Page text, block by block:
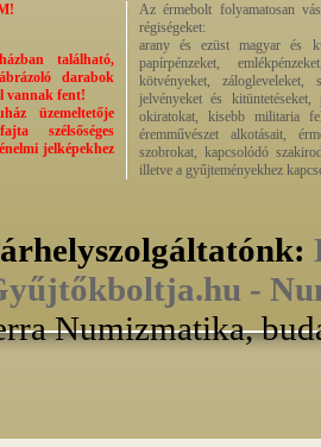
található,
darabok
vannak fent!
üzemeltetője
szélsőséges
jelképekhez
Az érmebolt folyamatosan
régiségeket:
arany és ezüst magyar és
papírpénzeket,
kötvényeket,
jelvényeket és kitüntetéseket,
okiratokat, kisebb militaria
éremművészet alkotásait,
szobrokat, kapcsolódó
illetve a gyűjteményekhez
-
Numizmatika,